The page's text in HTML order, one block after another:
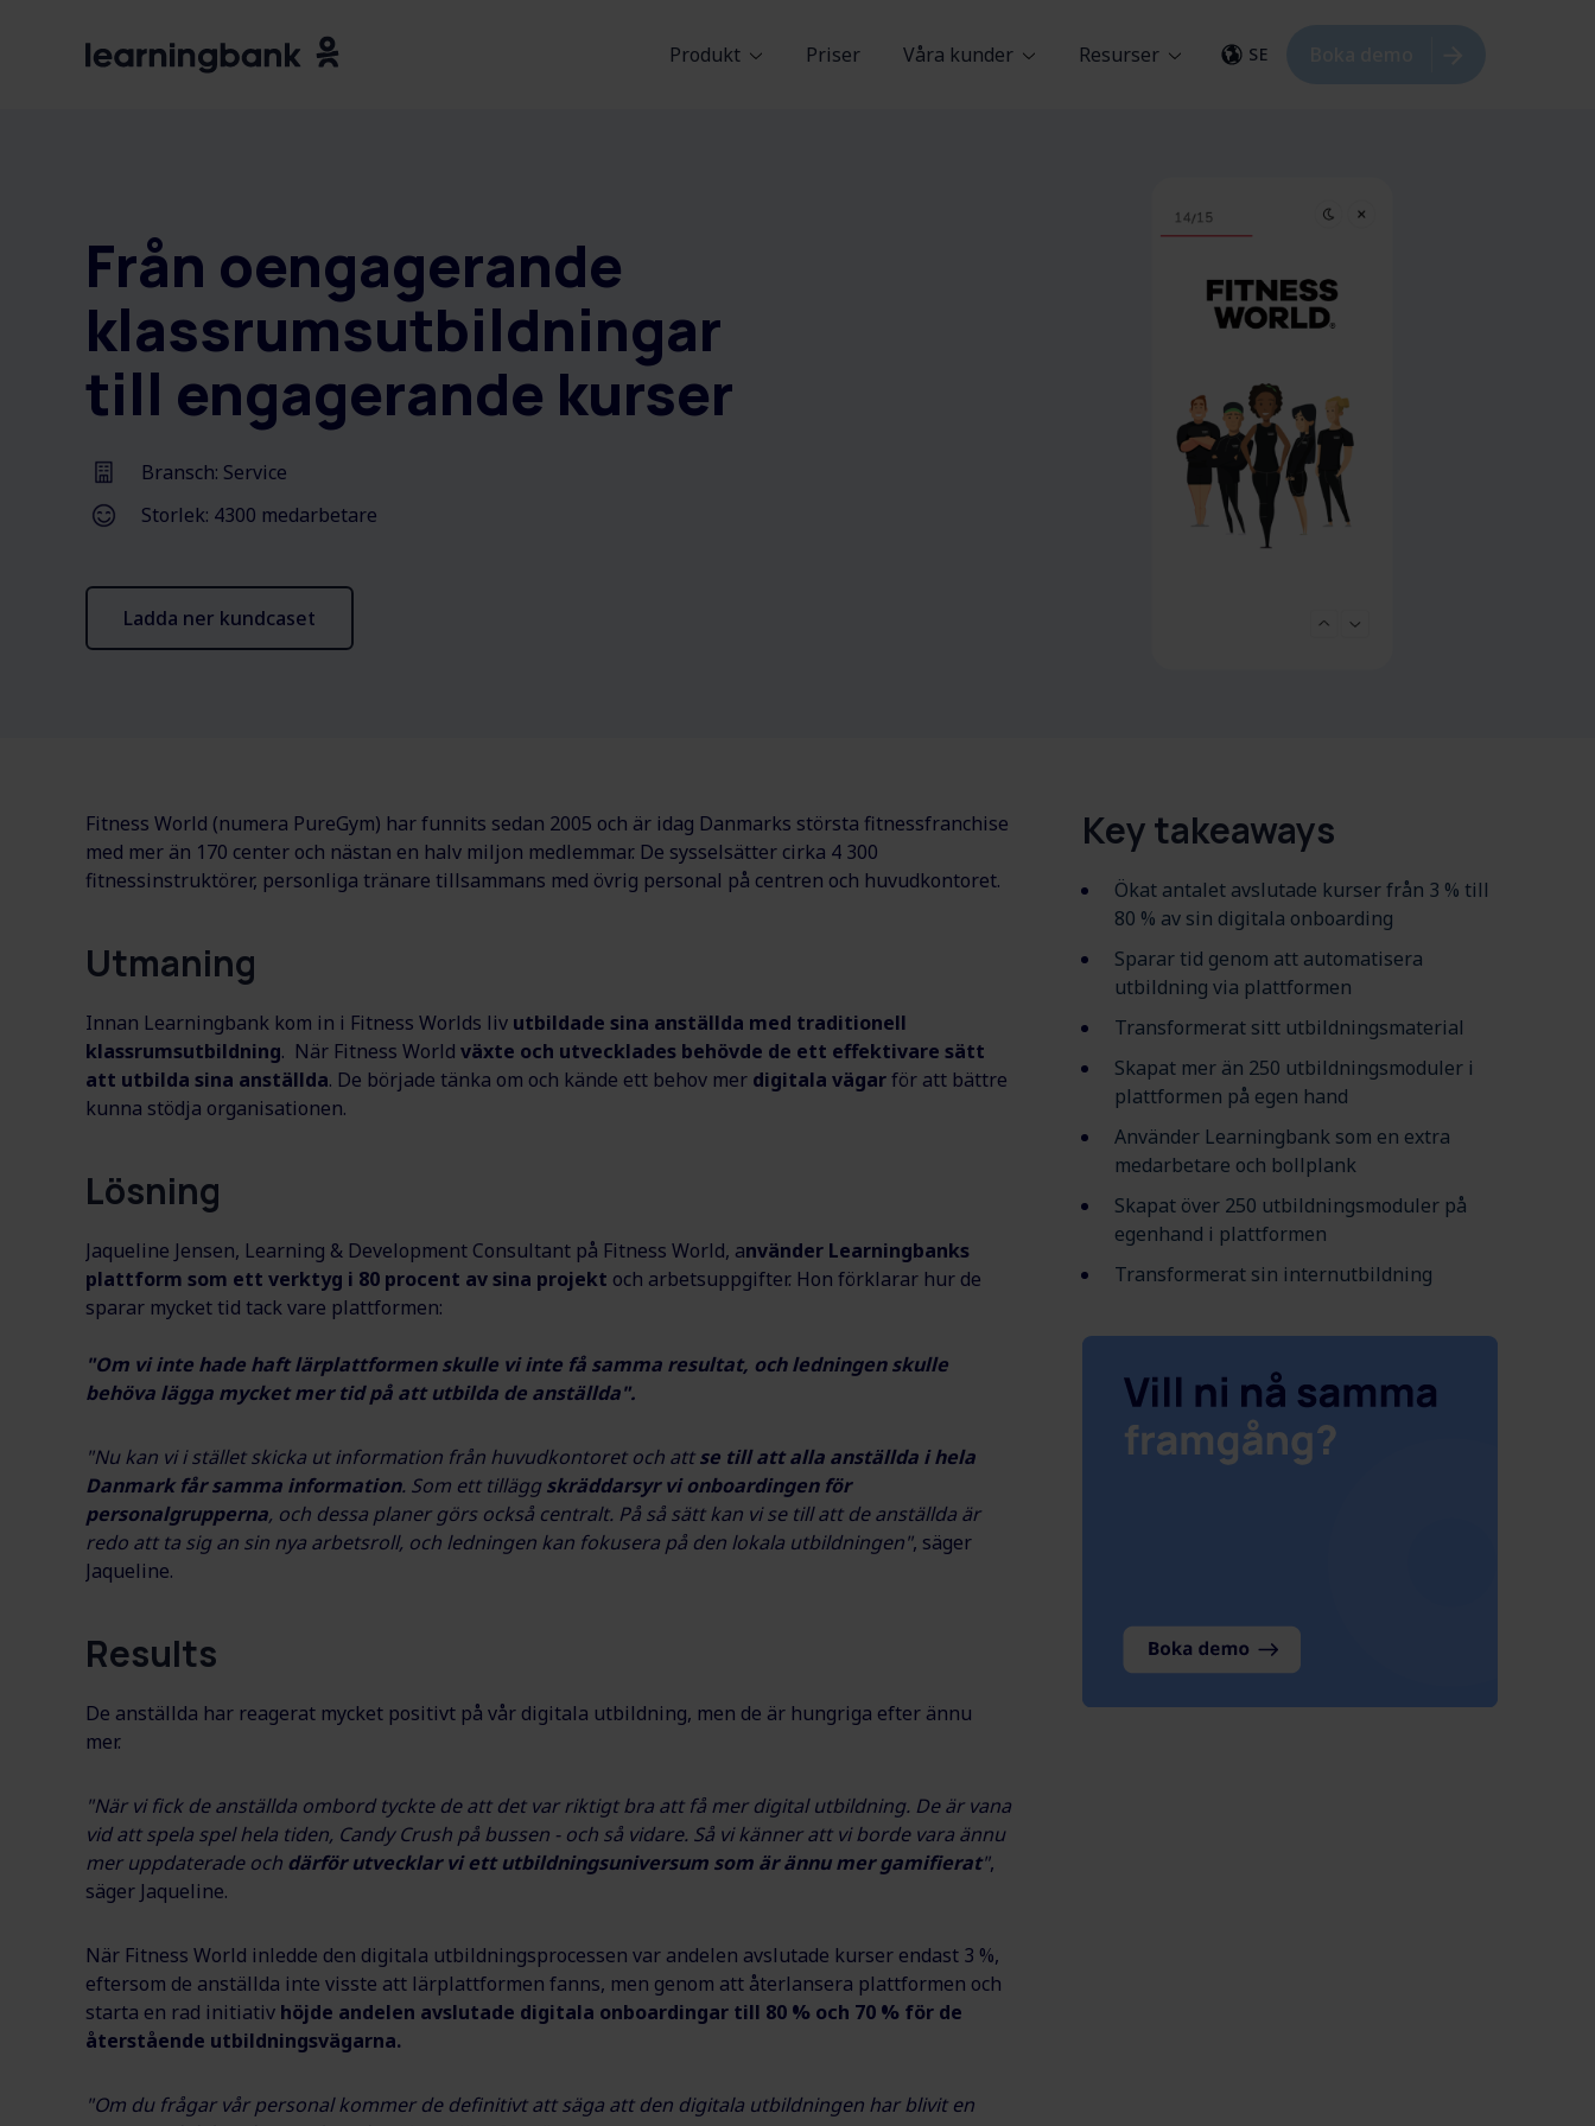
Produkt Priser Våra kunder Resurser SE
Från oengagerande
klassrumsutbildningar
till engagerande kurser
Bransch: Service
Storlek: 4300 medarbetare
Ladda ner kundcaset
Fitness World (numera PureGym) har funnits sedan 2005 och är idag Danmarks största fitnessfranchise
med mer än 170 center och nästan en halv miljon medlemmar. De sysselsätter cirka 4 300
fitnessinstruktörer, personliga tränare tillsammans med övrig personal på centren och huvudkontoret.
Utmaning
Innan Learningbank kom in i Fitness Worlds liv utbildade sina anställda med traditionell
klassrumsutbildning. När Fitness World växte och utvecklades behövde de ett effektivare sätt
att utbilda sina anställda. De började tänka om och kände ett behov mer digitala vägarför att bättre
kunna stödja organisationen.
Lösning
Jaqueline Jensen, Learning & Development Consultant på Fitness World, använder Learningbanks
plattform som ett verktyg i 80 procent av sina projekt och arbetsuppgifter. Hon förklarar hur de
sparar mycket tid tack vare plattformen:
"Om vi inte hade haft lärplattformen skulle vi inte få samma resultat, och ledningen skulle
behöva lägga mycket mer tid på att utbilda de anställda".
"Nu kan vi i stället skicka ut information från huvudkontoret och attse till att alla anställda i hela
Danmark får samma information. Som ett tillägg skräddarsyr vi onboardingen för
personalgrupperna, och dessa planer görs också centralt. På så sätt kan vi se till att de anställda är
redo att ta sig an sin nya arbetsroll, och ledningen kan fokusera på den lokala utbildningen", säger
Jaqueline.
Results
De anställda har reagerat mycket positivt på vår digitala utbildning, men de är hungriga efter ännu
mer.
"När vi fick de anställda ombord tyckte de att det var riktigt bra att få mer digital utbildning. De är vana
vid att spela spel hela tiden, Candy Crush på bussen - och så vidare. Så vi känner att vi borde vara ännu
mer uppdaterade och därför utvecklar vi ett utbildningsuniversum som är ännu mer gamifierat",
säger Jaqueline.
När Fitness World inledde den digitala utbildningsprocessen var andelen avslutade kurser endast 3 %,
eftersom de anställda inte visste att lärplattformen fanns, men genom att återlansera plattformen och
starta en rad initiativ höjde andelen avslutade digitala onboardingar till 80 % och 70 % för de
återstående utbildningsvägarna.
"Om du frågar vår personal kommer de definitivt att säga att den digitala utbildningen har blivit en
Key takeaways
Ökat antalet avslutade kurser från 3 % till
80 % av sin digitala onboarding
Sparar tid genom att automatisera
utbildning via plattformen
Transformerat sitt utbildningsmaterial
Skapat mer än 250 utbildningsmoduler i
plattformen på egen hand
Använder Learningbank som en extra
medarbetare och bollplank
Skapat över 250 utbildningsmoduler på
egenhand i plattformen
Transformerat sin internutbildning